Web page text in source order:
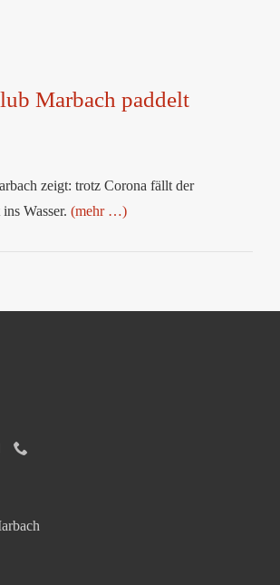
Marbach paddelt
zeigt: trotz Corona fällt der
Wasser. (mehr …)